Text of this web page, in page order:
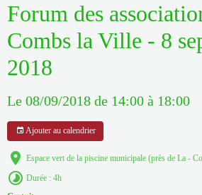
Forum des
Combs la Ville - 8
2018
Le 08/09/2018 de 14:00 à 18:00
Ajouter au calendrier
Espace vert de la piscine municipale (près de La -
Durée : 4h